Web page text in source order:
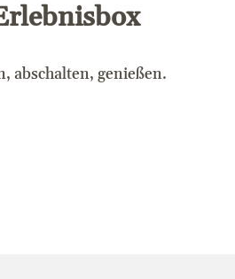
abschalten, genießen.